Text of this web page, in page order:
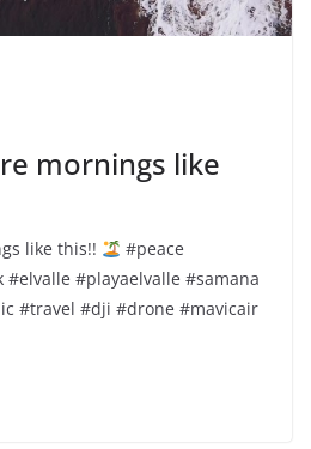
mornings like
like this!!
#peace
#playaelvalle #samana
#travel #dji #drone #mavicair